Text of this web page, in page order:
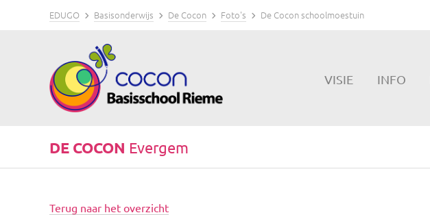
EDUGO Basisonderwijs De Cocon Foto's De Cocon schoolmoestuin
VISIE INFO
DE COCON Evergem
Terug naar het overzicht